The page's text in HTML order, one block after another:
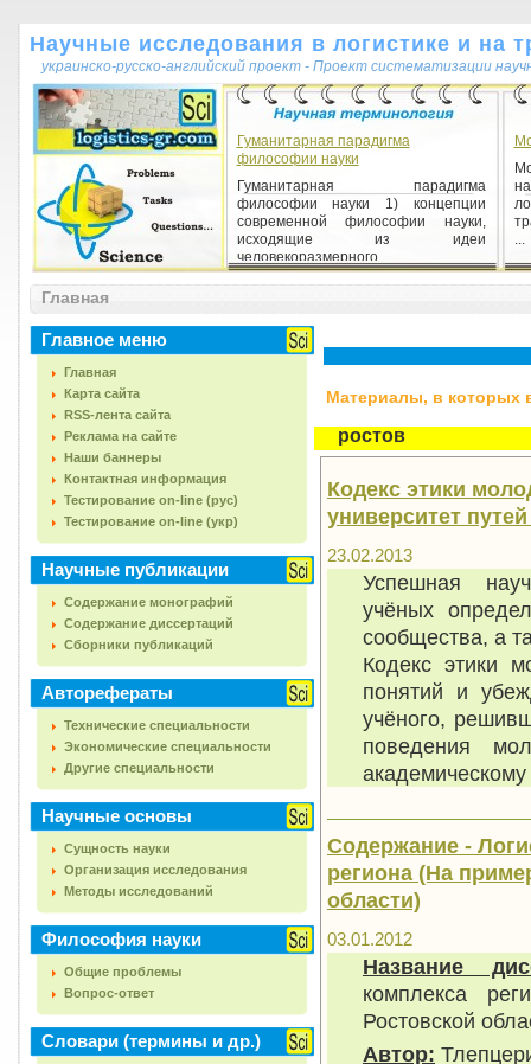
Научные исследования в логистике и на
украинско-русско-английский проект - Проект систематизации
Гуманитарная парадигма
философии науки
Гуманитарная парадигма
философии науки 1) концепции
современной философии науки,
исходящие из идеи
человекоразмерного, ...
Аналитические истины 1)
высказывания, истинность которых
обусловлена не их соответствием
некоторому объекту познания, а...
...
Главная
Главное меню
Главная
Карта сайта
RSS-лента сайта
Реклама на сайте
Наши баннеры
Контактная информация
Тестирование on-line (рус)
Тестирование on-line (укр)
Научные публикации
Содержание монографий
Содержание диссертаций
Сборники публикаций
Авторефераты
Технические специальности
Экономические специальности
Другие специальности
Научные основы
Сущность науки
Организация исследования
Методы исследований
Философия науки
Общие проблемы
Вопрос-ответ
Словари (термины и др.)
Материалы, в которых
ростов
Кодекс этики
университет
23.02.2013
Успешная
учёных
сообщества, а
Кодекс этики
понятий и
учёного,
поведения
Содержание -
региона (На
области)
03.01.2012
Название
комплекса
Ростовской
Автор: